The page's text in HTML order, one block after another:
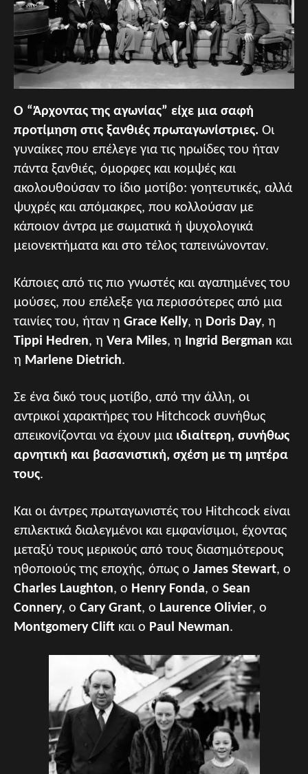
Ο “Άρχοντας της αγωνίας” είχε μια σαφή
προτίμηση στις ξανθιές πρωταγωνίστριες. Οι
γυναίκες που επέλεγε για τις ηρωίδες του ήταν
πάντα ξανθιές, όμορφες και κομψές και
ακολουθούσαν το ίδιο μοτίβο: γοητευτικές, αλλά
ψυχρές και απόμακρες, που κολλούσαν με
κάποιον άντρα με σωματικά ή ψυχολογικά
μειονεκτήματα και στο τέλος ταπεινώνονταν.
Κάποιες από τις πιο γνωστές και αγαπημένες του
μούσες, που επέλεξε για περισσότερες από μια
ταινίες του, ήταν η Grace Kelly, η Doris Day, η
Tippi Hedren, η Vera Miles, η Ingrid Bergman και
η Marlene Dietrich.
Σε ένα δικό τους μοτίβο, από την άλλη, οι
αντρικοί χαρακτήρες του Hitchcock συνήθως
απεικονίζονται να έχουν μια ιδιαίτερη, συνήθως
αρνητική και βασανιστική, σχέση με τη μητέρα
τους.
Και οι άντρες πρωταγωνιστές του Hitchcock είναι
επιλεκτικά διαλεγμένοι και εμφανίσιμοι, έχοντας
μεταξύ τους μερικούς από τους διασημότερους
ηθοποιούς της εποχής, όπως ο James Stewart, ο
Charles Laughton, ο Henry Fonda, ο Sean
Connery, ο Cary Grant, ο Laurence Olivier, ο
Montgomery Clift και ο Paul Newman.